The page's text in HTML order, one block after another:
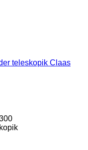
teleskopik Claas